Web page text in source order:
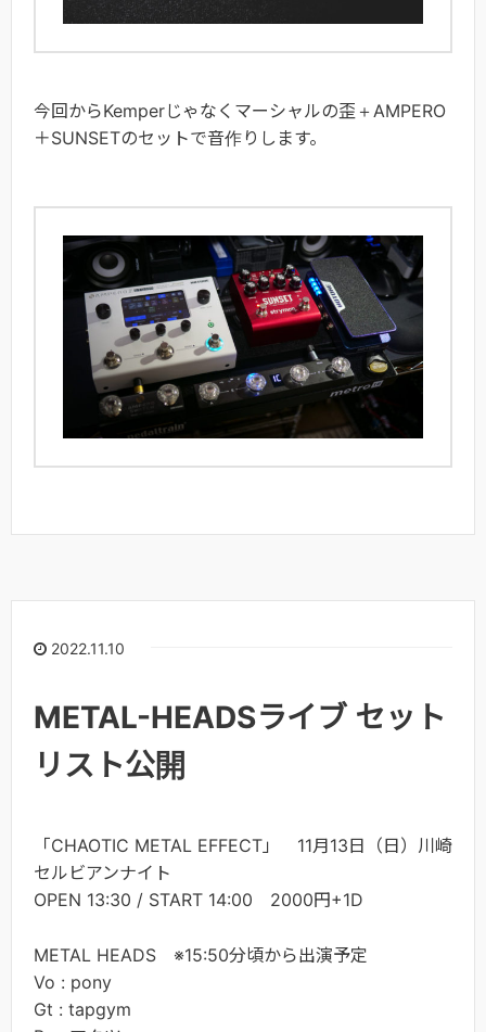
今回からKemperじゃなくマーシャルの歪＋AMPERO
＋SUNSETのセットで音作りします。
2022.11.10
METAL-HEADSライブ セット
リスト公開
「CHAOTIC METAL EFFECT」 11月13日（日）川崎
セルビアンナイト
OPEN 13:30 / START 14:00 2000円+1D
METAL HEADS ※15:50分頃から出演予定
Vo : pony
Gt : tapgym